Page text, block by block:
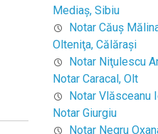
Mediaş, Sibiu
Notar Căuş
Olteniţa, Călăraşi
Notar Niţulescu
Notar Caracal, Olt
Notar Vlăsceanu
Notar Giurgiu
Notar Negru